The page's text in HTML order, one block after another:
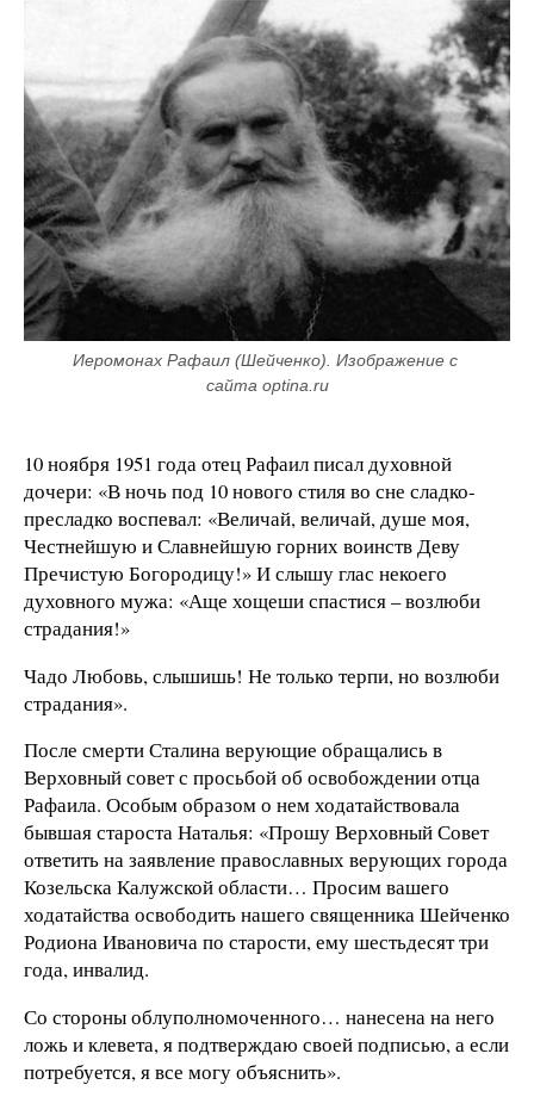
Иеромонах Рафаил (Шейченко). Изображение с
сайта optina.ru
10 ноября 1951 года отец Рафаил писал духовной
дочери: «В ночь под 10 нового стиля во сне сладко-
пресладко воспевал: «Величай, величай, душе моя,
Честнейшую и Славнейшую горних воинств Деву
Пречистую Богородицу!» И слышу глас некоего
духовного мужа: «Аще хощеши спастися – возлюби
страдания!»
Чадо Любовь, слышишь! Не только терпи, но возлюби
страдания».
После смерти Сталина верующие обращались в
Верховный совет с просьбой об освобождении отца
Рафаила. Особым образом о нем ходатайствовала
бывшая староста Наталья: «Прошу Верховный Совет
ответить на заявление православных верующих города
Козельска Калужской области… Просим вашего
ходатайства освободить нашего священника Шейченко
Родиона Ивановича по старости, ему шестьдесят три
года, инвалид.
Со стороны облуполномоченного… нанесена на него
ложь и клевета, я подтверждаю своей подписью, а если
потребуется, я все могу объяснить».